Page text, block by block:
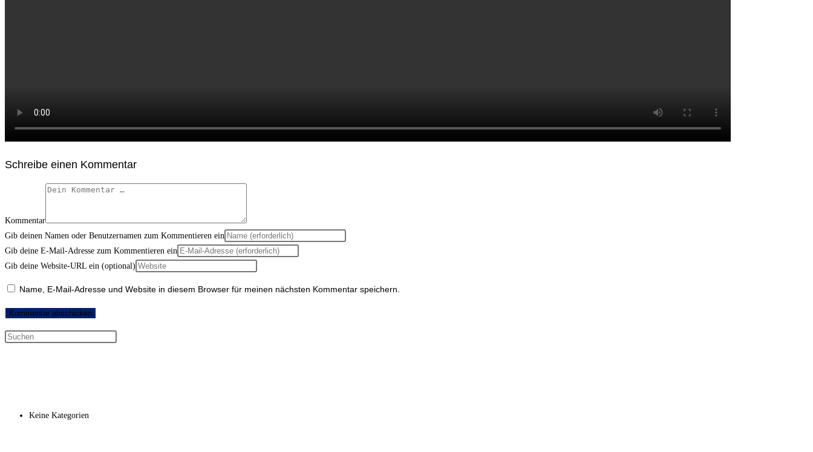
Schreibe einen Kommentar
Kommentar
Gib deinen Namen oder Benutzernamen zum Kommentieren ein
Gib deine E-Mail-Adresse zum Kommentieren ein
Gib deine Website-URL ein (optional)
Name, E-Mail-Adresse und Website in diesem Browser für meinen nächsten Kommentar speichern.
Keine Kategorien